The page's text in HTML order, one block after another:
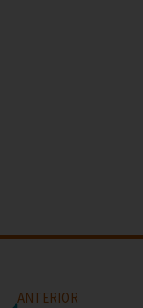
ANTERIOR